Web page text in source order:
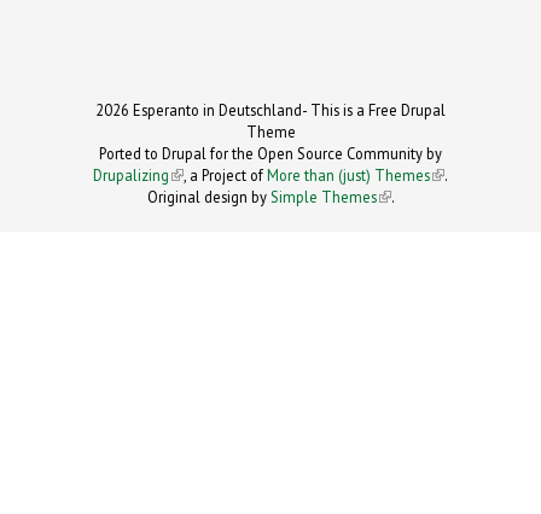
2026 Esperanto in Deutschland- This is a Free Drupal
Theme
Ported to Drupal for the Open Source Community by
Drupalizing(link is external)
, a Project ofMore than (just) Themes (link is
.
Original design bySimple Themes
(link is
.